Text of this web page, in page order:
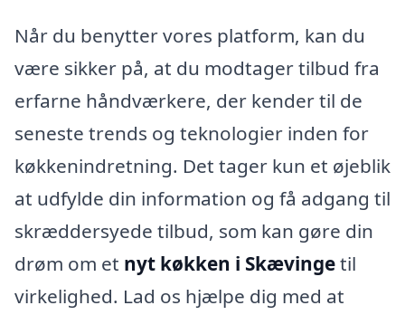
Når du benytter vores platform, kan du
være sikker på, at du modtager tilbud fra
erfarne håndværkere, der kender til de
seneste trends og teknologier inden for
køkkenindretning. Det tager kun et øjeblik
at udfylde din information og få adgang til
skræddersyede tilbud, som kan gøre din
drøm om et nyt køkken i Skævingetil
virkelighed. Lad os hjælpe dig med at